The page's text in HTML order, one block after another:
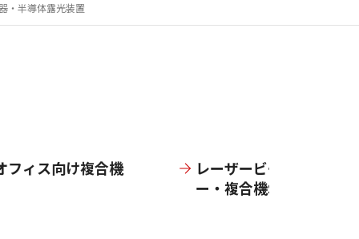
・半導体露光装置
フィス向け複合機
レーザービームプリンタ
ー・複合機Satera